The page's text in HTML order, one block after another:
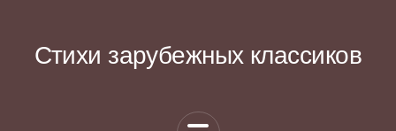
Стихи зарубежных классиков